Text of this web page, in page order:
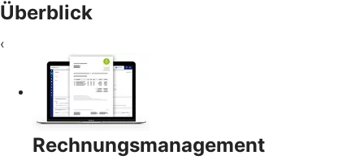
Überblick
‹
Rechnungsmanagement